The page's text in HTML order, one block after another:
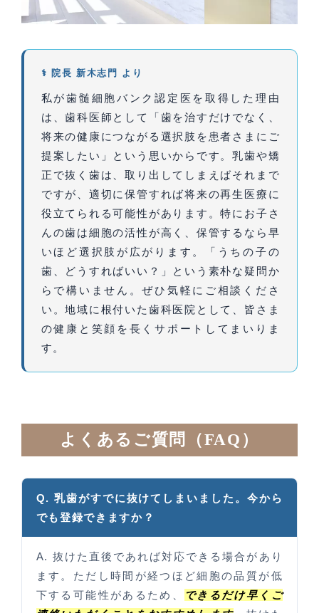
⚕ 院長 新木志門 より
私が歯髄細胞バンク認定医を取得した理由
は、歯科医師として「歯を治すだけでなく、
将来の健康につながる選択肢を患者さまにご
提案したい」という思いからです。乳歯や矯
正で抜く歯は、取り出してしまえばそれまで
ですが、適切に保管すれば将来の再生医療に
役立てられる可能性があります。特にお子さ
んの歯は細胞の活性が高く、保管するなら早
いほど選択肢が広がります。「うちの子の
歯、どうすればいい？」という素朴な疑問か
らで構いません。ぜひ気軽にご相談くださ
い。地域に根付いた歯科医院として、皆さま
の健康と笑顔を長くサポートしてまいりま
す。
よくあるご質問（FAQ）
Q. 乳歯がすでに抜けてしまいました。今から
でも登録できますか？
A. 抜けた直後であれば対応できる場合があり
ます。ただし時間が経つほど細胞の品質が低
下する可能性があるため、
できるだけ早くご